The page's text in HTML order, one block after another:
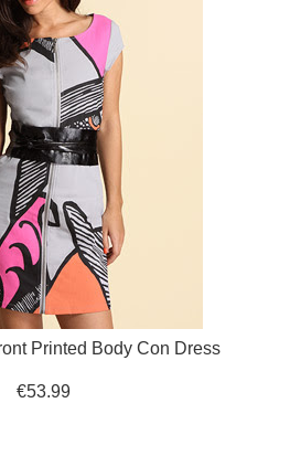
Printed Body Con Dress
€53.99